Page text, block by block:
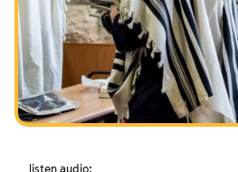
I digiuni commemorativi della
Hanukkah
Purìm
listen audio: